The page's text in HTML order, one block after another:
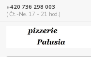
+420 736 298 003
( Čt.-Ne. 17 - 21 hod.)